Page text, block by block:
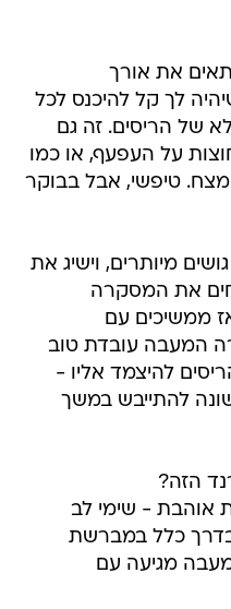
את אורך
לך קל להיכנס לכל
של הריסים. זה גם
על העפעף, או כמו
טיפשי, אבל בבוקר
מיותרים, וישיג את
את המסקרה
ממשיכים עם
המעבה עובדת טוב
להיצמד אליו -
להתייבש במשך
הזה?
אוהבת - שימי לב
כלל במברשת
מגיעה עם